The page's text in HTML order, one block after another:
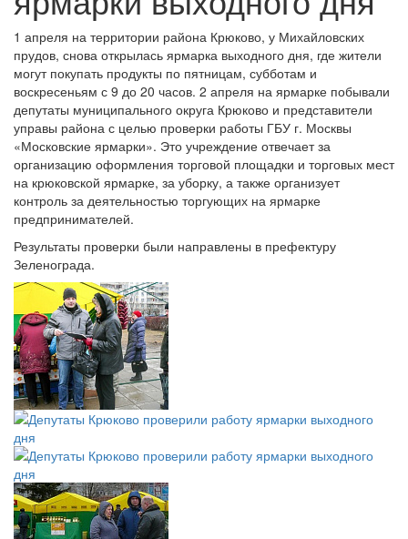
1 апреля на территории района Крюково, у Михайловских
прудов, снова открылась ярмарка выходного дня, где жители
могут покупать продукты по пятницам, субботам и
воскресеньям с 9 до 20 часов. 2 апреля на ярмарке побывали
депутаты муниципального округа Крюково и представители
управы района с целью проверки работы ГБУ г. Москвы
«Московские ярмарки». Это учреждение отвечает за
организацию оформления торговой площадки и торговых мест
на крюковской ярмарке, за уборку, а также организует
контроль за деятельностью торгующих на ярмарке
предпринимателей.
Результаты проверки были направлены в префектуру
Зеленограда.